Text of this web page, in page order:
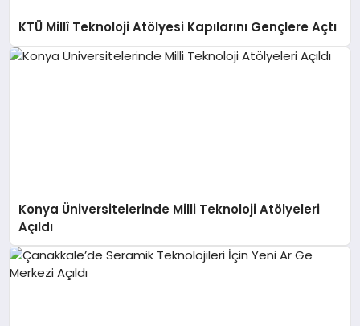
KTÜ Millî Teknoloji Atölyesi Kapılarını Gençlere Açtı
Konya Üniversitelerinde Milli Teknoloji Atölyeleri
Açıldı